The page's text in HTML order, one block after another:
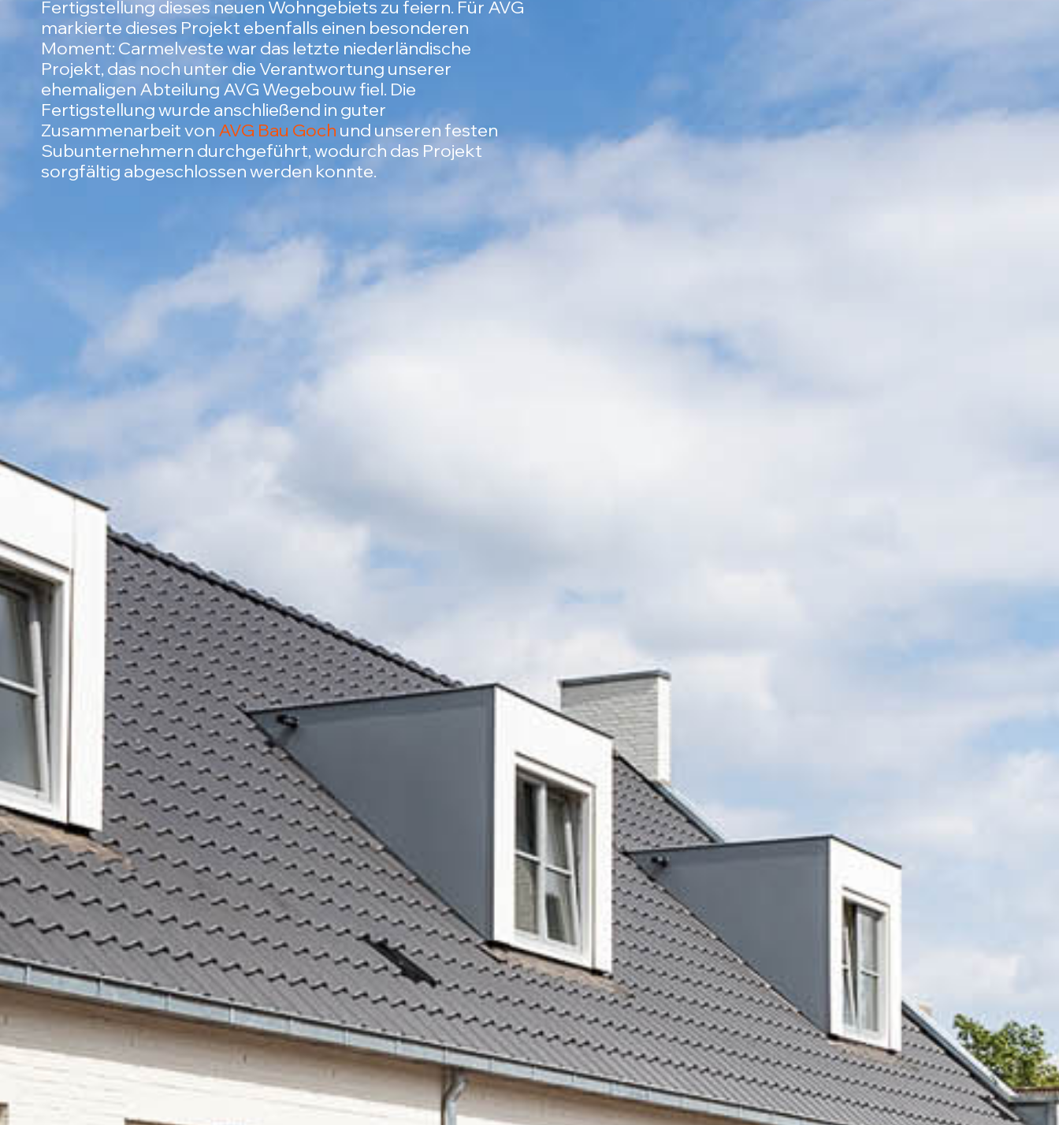
Fertigstellung dieses neuen Wohngebiets zu feiern. Für AVG
markierte dieses Projekt ebenfalls einen besonderen
Moment: Carmelveste war das letzte niederländische
Projekt, das noch unter die Verantwortung unserer
ehemaligen Abteilung AVG Wegebouw fiel. Die
Fertigstellung wurde anschließend in guter
Zusammenarbeit von AVG Bau Goch und unseren festen
Subunternehmern durchgeführt, wodurch das Projekt
sorgfältig abgeschlossen werden konnte.